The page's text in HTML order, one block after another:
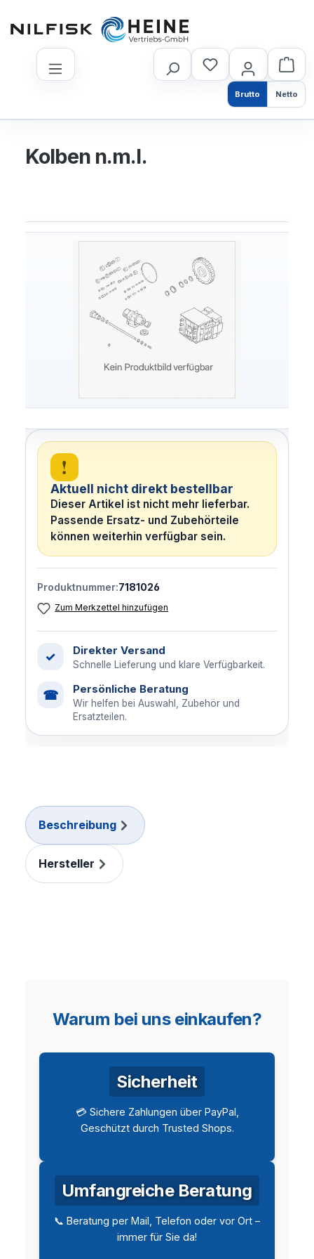
Brutto Netto
Kolben n.m.l.
!
Aktuell nicht direkt bestellbar
Dieser Artikel ist nicht mehr lieferbar.
Passende Ersatz- und Zubehörteile
können weiterhin verfügbar sein.
Produktnummer:7181026
Zum Merkzettel hinzufügen
✓ Direkter Versand
Schnelle Lieferung und klare Verfügbarkeit.
☎ Persönliche Beratung
Wir helfen bei Auswahl, Zubehör und
Ersatzteilen.
Beschreibung
Hersteller
Warum bei uns einkaufen?
Sicherheit
💳 Sichere Zahlungen über PayPal,
Geschützt durch Trusted Shops.
Umfangreiche Beratung
📞 Beratung per Mail, Telefon oder vor Ort –
immer für Sie da!